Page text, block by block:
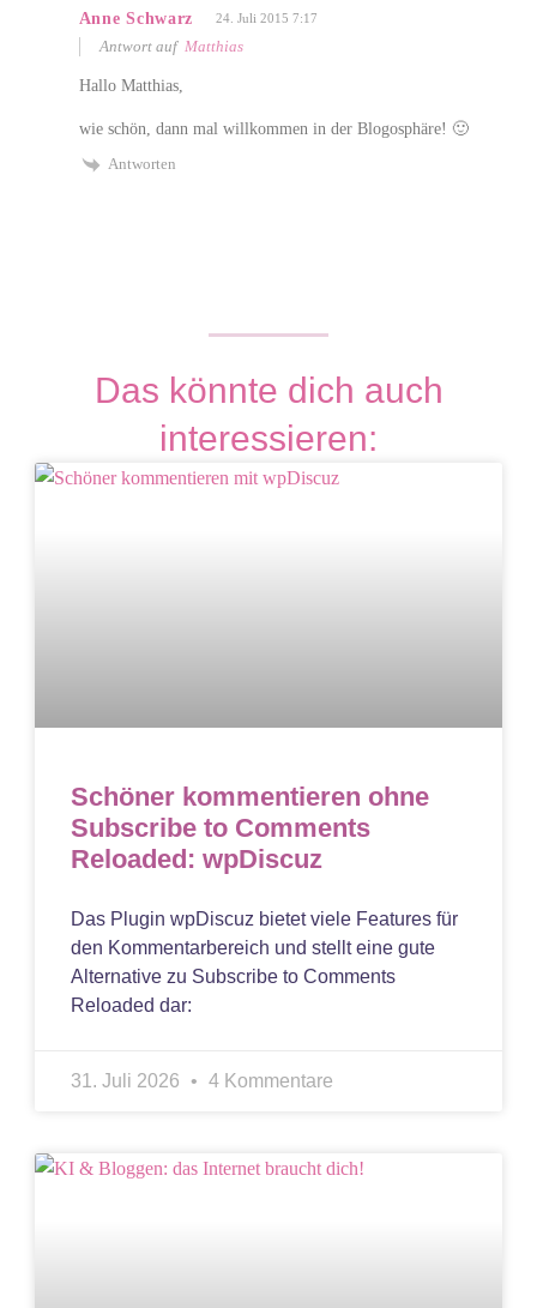
Anne Schwarz 24. Juli 2015 7:17
Antwort auf Matthias
Hallo Matthias,
wie schön, dann mal willkommen in der Blogosphäre! 🙂
Antworten
Das könnte dich auch
interessieren:
Schöner kommentieren ohne
Subscribe to Comments
Reloaded: wpDiscuz
Das Plugin wpDiscuz bietet viele Features für
den Kommentarbereich und stellt eine gute
Alternative zu Subscribe to Comments
Reloaded dar:
31. Juli 2026 4 Kommentare